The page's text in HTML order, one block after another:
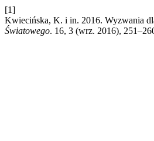
[1]
Kwiecińska, K. i in. 2016. Wyzwania
Światowego. 16, 3 (wrz. 2016),